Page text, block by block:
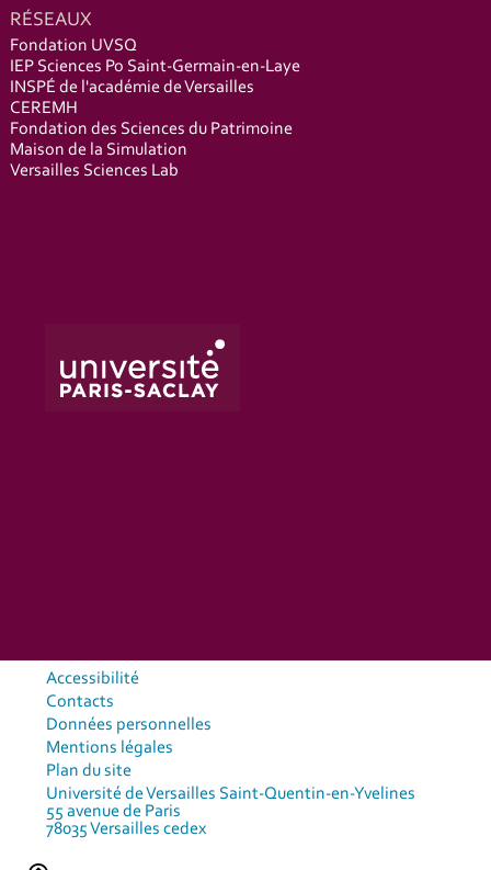
RÉSEAUX
Fondation UVSQ
IEP Sciences Po Saint-Germain-en-Laye
INSPÉ de l'académie de Versailles
CEREMH
Fondation des Sciences du Patrimoine
Maison de la Simulation
Versailles Sciences Lab
Accessibilité
Contacts
Données personnelles
Mentions légales
Plan du site
Université de Versailles Saint-Quentin-en-Yvelines
55 avenue de Paris
78035 Versailles cedex